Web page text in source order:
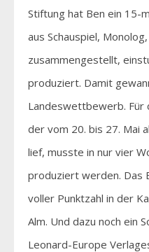
Stiftung hat Ben ein 15-
aus Schauspiel,
zusammengestellt,
produziert. Damit
Landeswettbewerb.
der vom 20. bis 27. Mai
lief, musste in nur vier
produziert werden. Das
voller Punktzahl in der
Alm. Und dazu noch ein
Leonard-Europe